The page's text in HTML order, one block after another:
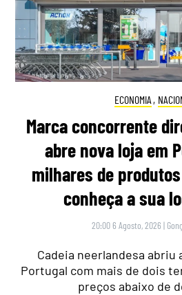
ECONOMIA ,
Marca concorrente
abre nova loja em
milhares de
conheça a sua
20:00 6 Agosto, 2026 |
Cadeia neerlandesa abriu
Portugal com mais de dois
preços abaixo de